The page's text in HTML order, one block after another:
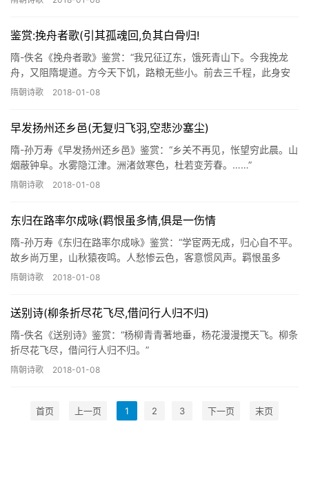
鉴赏:挽舟者歌(引其孤魂回,负其白骨归!
隋-佚名《挽舟者歌》鉴赏：“我兄征辽东，饿死青山下。今我挽龙
舟，又阻隋堤道。方今天下饥，路粮无些小。前去三千程，此身安
可保！……”
隋朝诗歌 2018-01-08
早发扬州还乡邑(无复归飞羽,空悲沙塞尘)
隋-孙万寿《早发扬州还乡邑》鉴赏：“乡关不再见，怅望穷此晨。山
烟蔽钟阜。水雾隐江津。洲渚敛寒色，杜若变芳春。……”
隋朝诗歌 2018-01-08
东归在路率尔成咏(羁恨虽多情,俱是一伤情
隋-孙万寿《东归在路率尔成咏》鉴赏：“学宦两无成，归心自不平。
故乡尚万里，山秋猿夜鸣。人愁惨云色，客意惯风声。羁恨虽多
情，俱是一伤情。”
隋朝诗歌 2018-01-08
送别诗(柳条折尽花飞尽,借问行人归不归)
隋-佚名《送别诗》鉴赏：“杨柳青青著地垂，杨花漫漫搅天飞。柳条
折尽花飞尽，借问行人归不归。”
隋朝诗歌 2018-01-08
首页 上一页 1 2 3 下一页 末页